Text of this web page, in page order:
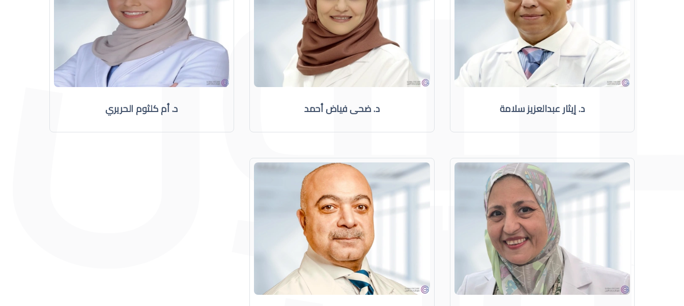
د. إيثار عبدالعزيز سلامة د. ضحى فياض أحمد د. أم كلثوم الحريري